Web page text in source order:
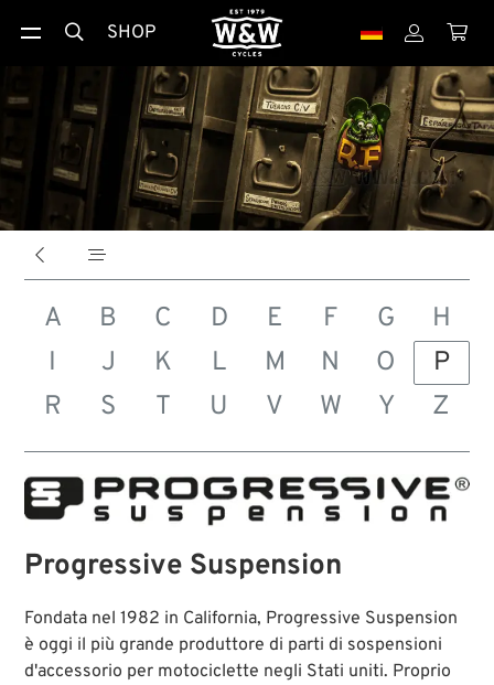
 SHOP  
 
A B C D E F G
H
I
J K L M N O
P
R
S T U V W Y Z
Progressive Suspension
Fondata nel 1982 in California, Progressive Suspension
è oggi il più grande produttore di parti di sospensioni
d'accessorio per motociclette negli Stati uniti. Proprio